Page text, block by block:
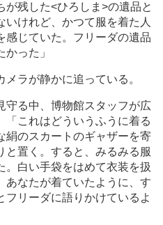
が残した<ひろしま>の遺品と
いけれど、かつて服を着た人
感じていた。フリーダの遺品
った」
ラが静かに追っている。
る中、博物館スタッフが広
「これはどういうふうに着る
絹のスカートのギャザーを寄
と置く。すると、みるみる服
。白い手袋をはめて衣装を扱
あなたが着ていたように、す
フリーダに語りかけているよ